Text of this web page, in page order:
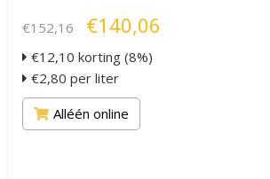
€152,16 €140,06
€12,10 korting (8%)
€2,80 per liter
Alléén online